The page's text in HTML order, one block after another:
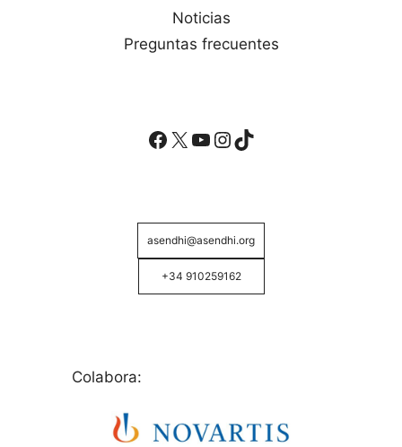
Noticias
Preguntas frecuentes
Facebook
X YouTube
Instagram
TikTok
asendhi@asendhi.org
+34 910259162
Colabora: